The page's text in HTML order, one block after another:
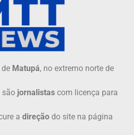
Matupá, no extremo norte de
são jornalistas com licença para
a direção do site na página